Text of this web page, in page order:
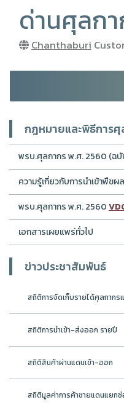
ด่านศุลก
Chanthaburi
กฎหมายและพิธีการศุ
พรบ.ศุลกากร พ.ศ. 2560 (ฉบั
ความรู้เกี่ยวกับการนำเข้าพืชผ
พรบ.ศุลกากร พ.ศ. 2560
เอกสารเผยแพร่ทั่วไป
ข่าวประชาสัมพันธ์
สถิติการจัดเก็บรายได้ศุลกากร
สถิติการนำเข้า-ส่งออก รายปี
สถิติสินค้าผ่านแดนเข้า-ออก
สถิติมูลค่าการค้าชายแดนแยกช่